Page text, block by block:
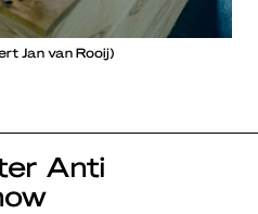
Jan van Rooij)
Anti